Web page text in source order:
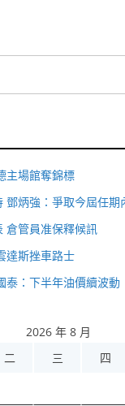
主場館奪錦標
鄧炳強：爭取今屆任期
倉管員准保釋候訊
達斯挫車路士
泰：下半年油價續波動
2026 年 8 月
二 三 四